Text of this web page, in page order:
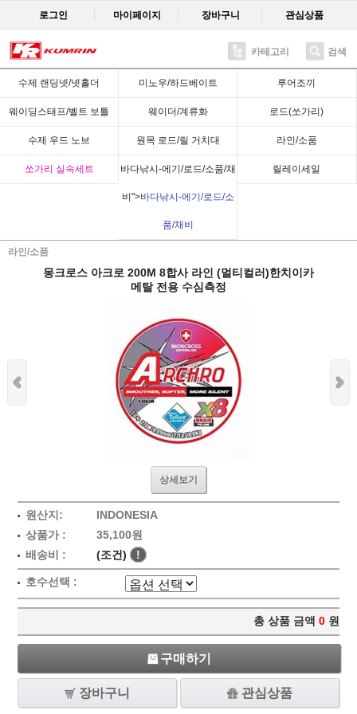
로그인 마이페이지 장바구니 관심상품
카테고리 검색
수제 랜딩넷/넷홀더 미노우/하드베이트 루어조끼
웨이딩스태프/벨트 보틀 웨이더/계류화 로드(쏘가리)
수제 우드 노브 원목 로드/릴 거치대 라인/소품
쏘가리 실속세트 바다낚시-에기/로드/소품/채
비">바다낚시-에기/로드/소
품/채비
릴레이세일
라인/소품
Recent
몽크로스 아크로 200M 8합사 라인 (멀티컬러)한치이카
메탈 전용 수심측정
상세보기
원산지:
INDONESIA
상품가 :
35,100원
배송비 :
(조건) !
호수선택 :
총 상품 금액 0 원
구매하기
장바구니 관심상품